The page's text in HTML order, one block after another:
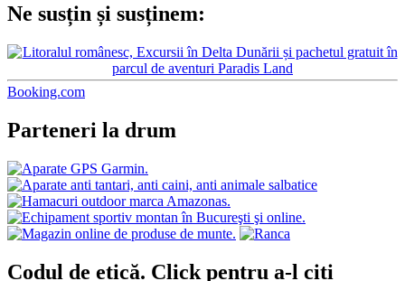
Ne susțin și susținem:
Booking.com
Parteneri la drum
Codul de etică. Click pentru a-l citi